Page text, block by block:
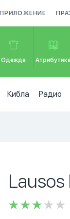
ПРИЛОЖЕНИЕ
Одежда Атрибутика
Кибла Радио
Lausos